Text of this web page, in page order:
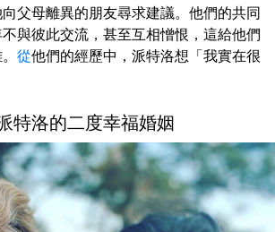
父母離異的朋友尋求建議。他們的共同
與彼此交流，甚至互相憎恨，這給他們
從他們的經歷中，派特洛想「我實在很
特洛的二度幸福婚姻